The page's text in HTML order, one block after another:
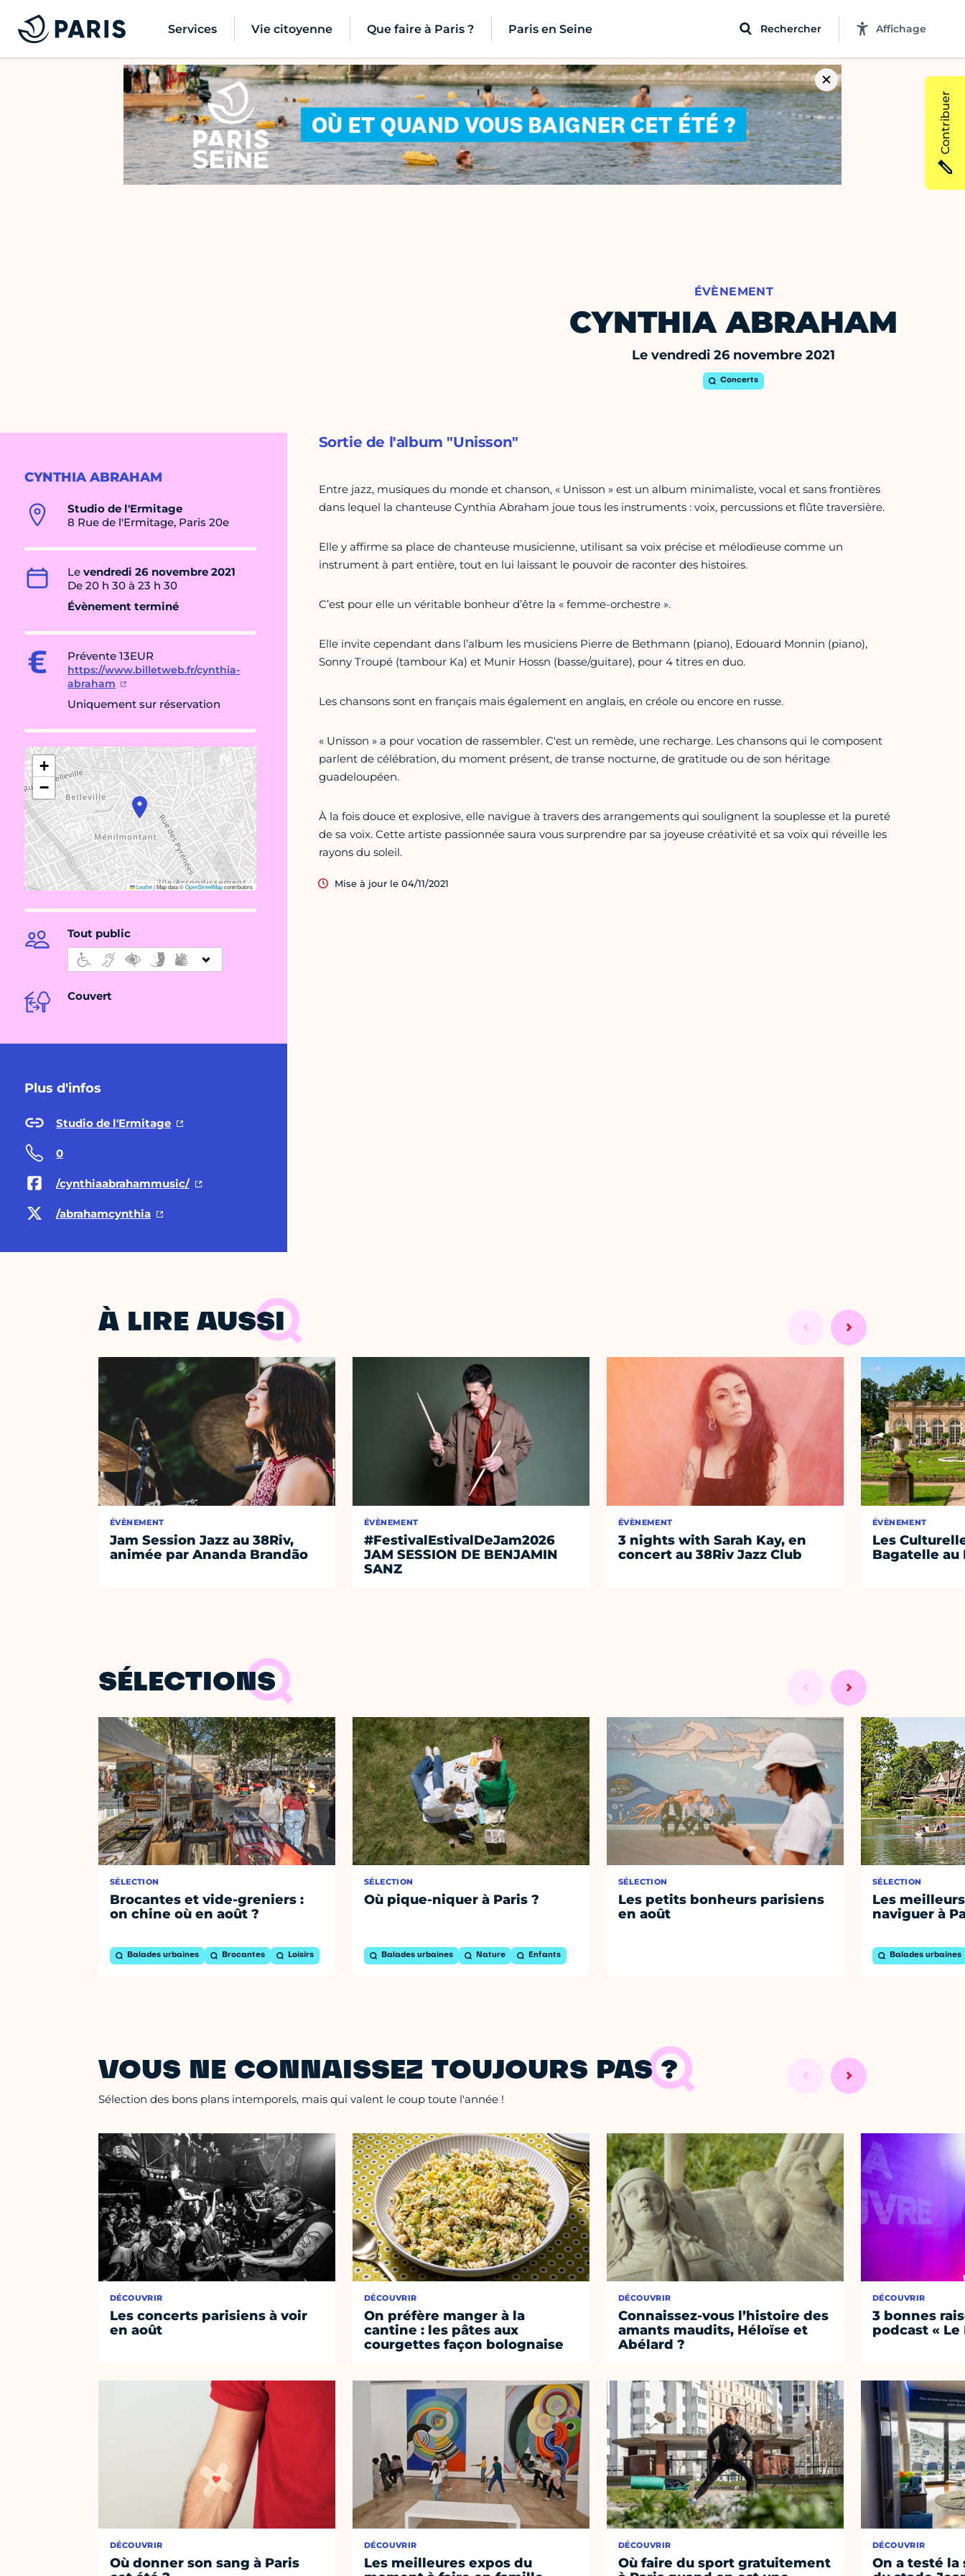
Services Vie citoyenne Que faire à Paris ? Paris en Seine Rechercher Affichage
ÉVÈNEMENT
CYNTHIA ABRAHAM
Le vendredi 26 novembre 2021
Concerts
CYNTHIA ABRAHAM
Studio de l'Ermitage
8 Rue de l'Ermitage, Paris 20e
Le vendredi 26 novembre 2021
De 20 h 30 à 23 h 30
Évènement terminé
Prévente 13EUR
https://www.billetweb.fr/cynthia-
abraham
Uniquement sur réservation
+
−
Leaflet|Map data ©OpenStreetMapcontributors
Tout public
Couvert
Plus d'infos
Studio de l'Ermitage
0
/cynthiaabrahammusic/
/abrahamcynthia
Sortie de l'album "Unisson"
Entre jazz, musiques du monde et chanson, « Unisson » est un album minimaliste, vocal et sans frontières
dans lequel la chanteuse Cynthia Abraham joue tous les instruments : voix, percussions et flûte traversière.
Elle y affirme sa place de chanteuse musicienne, utilisant sa voix précise et mélodieuse comme un
instrument à part entière, tout en lui laissant le pouvoir de raconter des histoires.
C’est pour elle un véritable bonheur d’être la « femme-orchestre ».
Elle invite cependant dans l’album les musiciens Pierre de Bethmann (piano), Edouard Monnin (piano),
Sonny Troupé (tambour Ka) et Munir Hossn (basse/guitare), pour 4 titres en duo.
Les chansons sont en français mais également en anglais, en créole ou encore en russe.
« Unisson » a pour vocation de rassembler. C'est un remède, une recharge. Les chansons qui le composent
parlent de célébration, du moment présent, de transe nocturne, de gratitude ou de son héritage
guadeloupéen.
À la fois douce et explosive, elle navigue à travers des arrangements qui soulignent la souplesse et la pureté
de sa voix. Cette artiste passionnée saura vous surprendre par sa joyeuse créativité et sa voix qui réveille les
rayons du soleil.
Mise à jour le 04/11/2021
À LIRE AUSSI
ÉVÈNEMENT
Jam Session Jazz au 38Riv,
animée par Ananda Brandão
ÉVÈNEMENT
#FestivalEstivalDeJam2026
JAM SESSION DE BENJAMIN
SANZ
ÉVÈNEMENT
3 nights with Sarah Kay, en
concert au 38Riv Jazz Club
ÉVÈNEMENT
Les
Bagatelle au
SÉLECTIONS
SÉLECTION
Brocantes et vide-greniers :
on chine où en août ?
Balades urbaines Brocantes Loisirs
SÉLECTION
Où pique-niquer à Paris ?
Balades urbaines Nature Enfants
SÉLECTION
Les petits bonheurs parisiens
en août
SÉLECTION
Les
naviguer à
Balades urbaines
VOUS NE CONNAISSEZ TOUJOURS PAS ?
Sélection des bons plans intemporels, mais qui valent le coup toute l'année !
DÉCOUVRIR
Les concerts parisiens à voir
en août
DÉCOUVRIR
Où donner son sang à Paris
DÉCOUVRIR
On préfère manger à la
cantine : les pâtes aux
courgettes façon bolognaise
DÉCOUVRIR
Les meilleures expos du
DÉCOUVRIR
Connaissez-vous l’histoire des
amants maudits, Héloïse et
Abélard ?
DÉCOUVRIR
Où faire du sport gratuitement
DÉCOUVRIR
3 bonnes
podcast « Le
DÉCOUVRIR
On a testé
Contribuer